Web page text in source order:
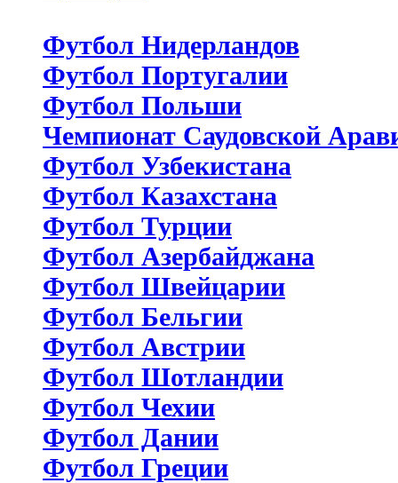
Футбол Нидерландов
Футбол Португалии
Футбол Польши
Чемпионат Саудовской
Футбол Узбекистана
Футбол Казахстана
Футбол Турции
Футбол Азербайджана
Футбол Швейцарии
Футбол Бельгии
Футбол Австрии
Футбол Шотландии
Футбол Чехии
Футбол Дании
Футбол Греции